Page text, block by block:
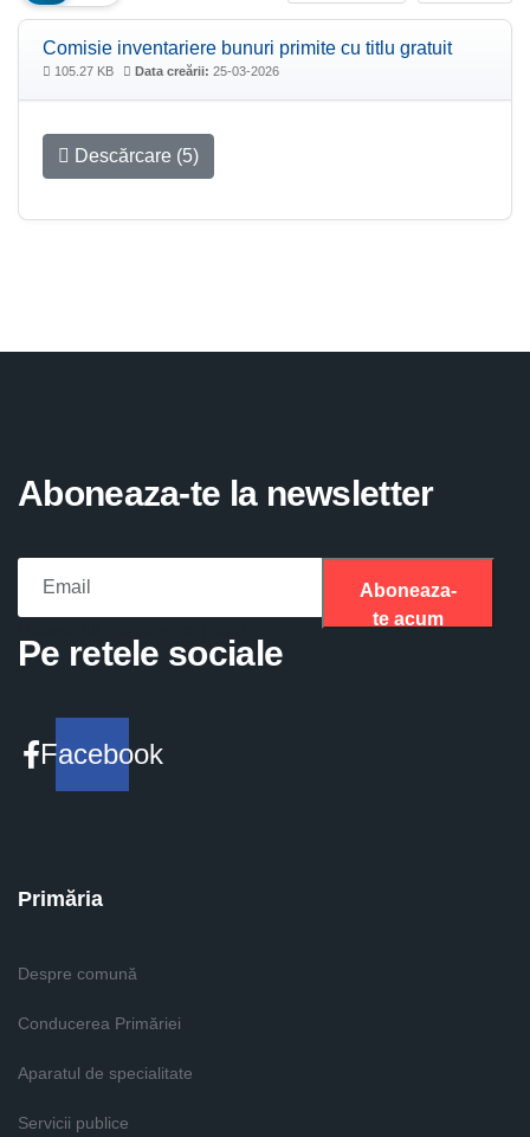
Comisie inventariere bunuri primite cu titlu gratuit
105.27 KB Data creării: 25-03-2026
Descărcare (5)
Aboneaza-te la newsletter
Aboneaza-
te acum
Pe retele sociale
Facebook
Primăria
Despre comună
Conducerea Primăriei
Aparatul de specialitate
Servicii publice